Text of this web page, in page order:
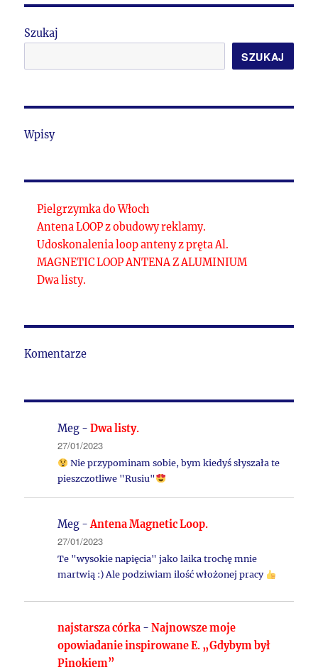
Szukaj
SZUKAJ
Wpisy
Pielgrzymka do Włoch
Antena LOOP z obudowy reklamy.
Udoskonalenia loop anteny z pręta Al.
MAGNETIC LOOP ANTENA Z ALUMINIUM
Dwa listy.
Komentarze
Meg -Dwa listy.
27/01/2023
Nie przypominam sobie, bym kiedyś słyszała te
pieszczotliwe "Rusiu"
Meg -Antena Magnetic Loop.
27/01/2023
Te "wysokie napięcia" jako laika trochę mnie
martwią :) Ale podziwiam ilość włożonej pracy
najstarsza córka -Najnowsze moje
opowiadanie inspirowane E. „Gdybym był
Pinokiem”